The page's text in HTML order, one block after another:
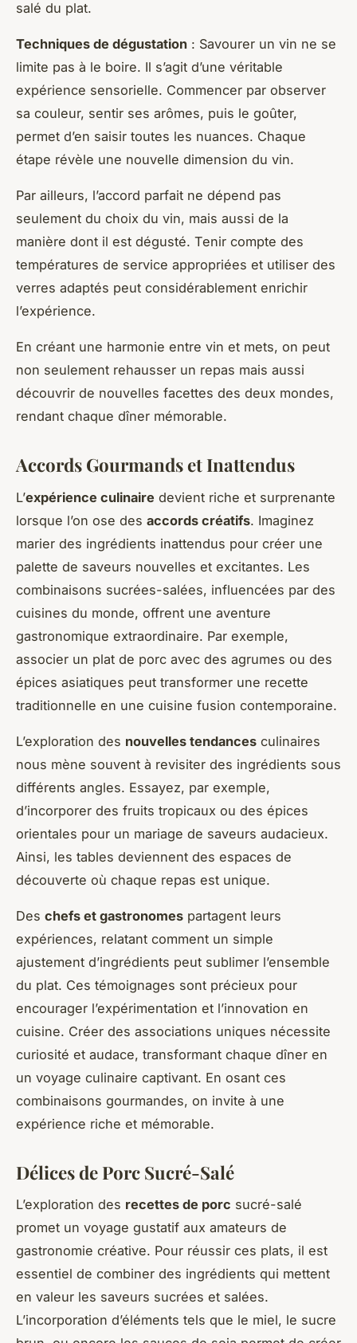
salé du plat.
Techniques de dégustation : Savourer un vin ne se
limite pas à le boire. Il s’agit d’une véritable
expérience sensorielle. Commencer par observer
sa couleur, sentir ses arômes, puis le goûter,
permet d’en saisir toutes les nuances. Chaque
étape révèle une nouvelle dimension du vin.
Par ailleurs, l’accord parfait ne dépend pas
seulement du choix du vin, mais aussi de la
manière dont il est dégusté. Tenir compte des
températures de service appropriées et utiliser des
verres adaptés peut considérablement enrichir
l’expérience.
En créant une harmonie entre vin et mets, on peut
non seulement rehausser un repas mais aussi
découvrir de nouvelles facettes des deux mondes,
rendant chaque dîner mémorable.
Accords Gourmands et Inattendus
L’expérience culinaire devient riche et surprenante
lorsque l’on ose des accords créatifs. Imaginez
marier des ingrédients inattendus pour créer une
palette de saveurs nouvelles et excitantes. Les
combinaisons sucrées-salées, influencées par des
cuisines du monde, offrent une aventure
gastronomique extraordinaire. Par exemple,
associer un plat de porc avec des agrumes ou des
épices asiatiques peut transformer une recette
traditionnelle en une cuisine fusion contemporaine.
L’exploration des nouvelles tendances culinaires
nous mène souvent à revisiter des ingrédients sous
différents angles. Essayez, par exemple,
d’incorporer des fruits tropicaux ou des épices
orientales pour un mariage de saveurs audacieux.
Ainsi, les tables deviennent des espaces de
découverte où chaque repas est unique.
Des chefs et gastronomes partagent leurs
expériences, relatant comment un simple
ajustement d’ingrédients peut sublimer l’ensemble
du plat. Ces témoignages sont précieux pour
encourager l’expérimentation et l’innovation en
cuisine. Créer des associations uniques nécessite
curiosité et audace, transformant chaque dîner en
un voyage culinaire captivant. En osant ces
combinaisons gourmandes, on invite à une
expérience riche et mémorable.
Délices de Porc Sucré-Salé
L’exploration des recettes de porc sucré-salé
promet un voyage gustatif aux amateurs de
gastronomie créative. Pour réussir ces plats, il est
essentiel de combiner des ingrédients qui mettent
en valeur les saveurs sucrées et salées.
L’incorporation d’éléments tels que le miel, le sucre